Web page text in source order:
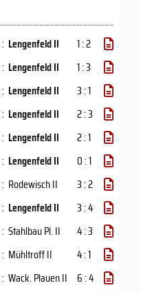
: Lengenfeld II
1 : 2
: Lengenfeld II
1 : 3
: Lengenfeld II
3 : 1
: Lengenfeld II
2 : 3
: Lengenfeld II
2 : 1
: Lengenfeld II
0 : 1
: Rodewisch II
3 : 2
: Lengenfeld II
3 : 4
: Stahlbau Pl. II
4 : 3
: Mühltroff II
4 : 1
: Wack. Plauen II 6 : 4